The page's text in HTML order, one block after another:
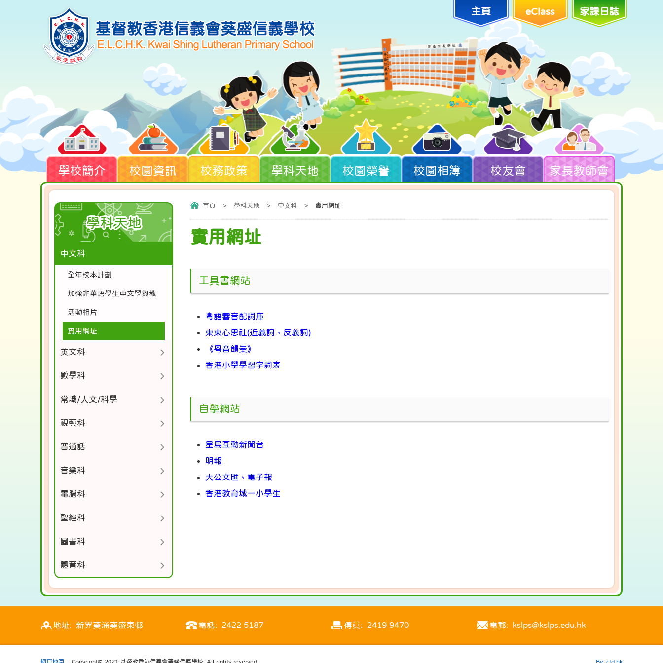
主頁 eClass 家課日誌
學校簡介 校園資訊 校務政策 學科天地 校園榮譽 校園相簿 校友會 家長教師會
首頁 > 學科天地 > 中文科 > 實用網址
實用網址
工具書網站
粵語審音配詞庫
東東心思社(近義詞、反義詞)
《粵音韻彙》
香港小學學習字詞表
自學網站
星島互動新聞台
明報
大公文匯、電子報
香港教育城―小學生
學科天地
中文科
全年校本計劃
加強非華語學生中文學與教
活動相片
實用網址
英文科
數學科
常識/人文/科學
視藝科
普通話
音樂科
電腦科
聖經科
圖書科
體育科
地址: 新界葵涌葵盛東邨 電話: 2422 5187 傳真: 2419 9470 電郵: kslps@kslps.edu.hk
網頁地圖 | Copyright© 2021 基督教香港信義會葵盛信義學校. All rights reserved. By: ctd.hk